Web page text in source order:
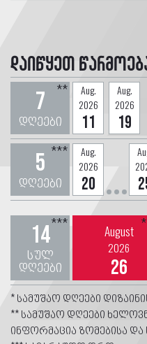
დაიწყეთ
7
დღეები
**
Aug.
2026
11
Aug.
2026
19
5
დღეები
***
Aug.
2026
20
14
სულ
დღეები
*** August
2026
26
* სამუშაო დღეები
** სამუშაო დღეები
ინფორმაცია ზომებისა და